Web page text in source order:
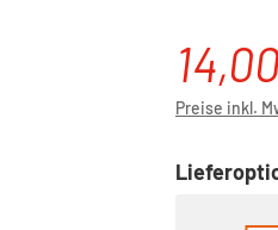
Preise inkl.